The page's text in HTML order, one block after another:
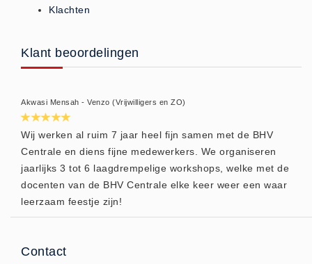
CO2 meters
Corona maatregelen
COVID-19 artikelen (0)
COVID-19 artikelen (0)
Drogisterij
Desinfectants (6)
Geneesmiddelen (0)
Huidverzorging (5)
Koud - Warm kompressen (3)
Klachten
Klant beoordelingen
Akwasi Mensah - Venzo (Vrijwilligers en ZO)
Wij werken al ruim 7 jaar heel fijn samen met de BHV
Centrale en diens fijne medewerkers. We organiseren
jaarlijks 3 tot 6 laagdrempelige workshops, welke met de
docenten van de BHV Centrale elke keer weer een waar
leerzaam feestje zijn!
Contact